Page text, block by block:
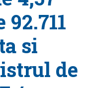
si
de